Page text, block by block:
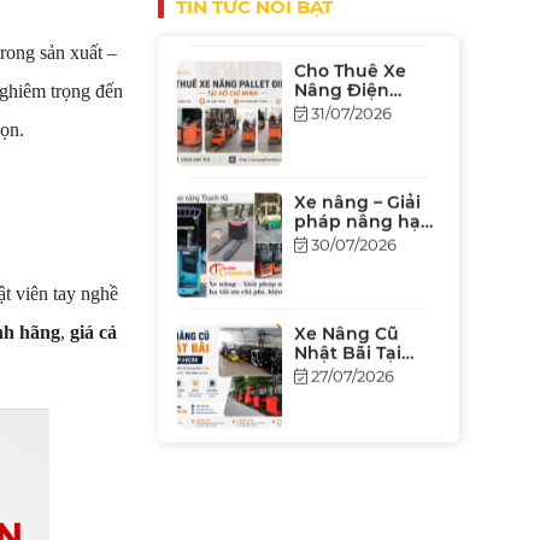
sản xuất –
trọng đến
viên tay nghề
hãng, giá cả
TIN TỨC NỔI BẬT[Bảng Giá 2026]
Cho Thuê Xe
Nâng Điện
Đứng Lái Tại
TPHCM – Giá Rẻ,
31/07/2026
Xe nâng – Giải
pháp nâng hạ
tối ưu chi phí,
hiệu xuất
30/07/2026
Xe Nâng Cũ
Nhật Bãi Tại
TP.HCM Giá Tốt
2026 – Đủ Tải
27/07/2026